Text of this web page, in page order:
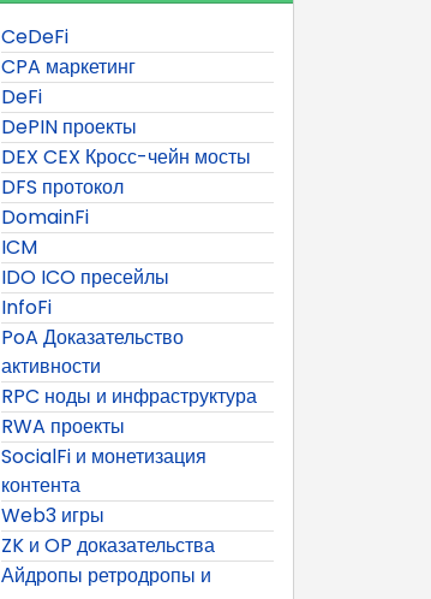
CeDeFi
CPA маркетинг
DeFi
DePIN проекты
DEX CEX Кросс-чейн мосты
DFS протокол
DomainFi
ICM
IDO ICO пресейлы
InfoFi
PoA Доказательство
активности
RPC ноды и инфраструктура
RWA проекты
SocialFi и монетизация
контента
Web3 игры
ZK и OP доказательства
Айдропы ретродропы и